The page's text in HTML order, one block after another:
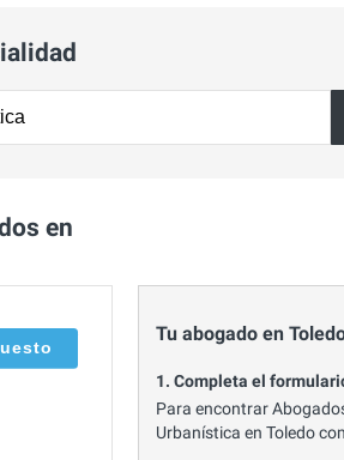
en
Tu abogado en
1. Completa el
Para encontrar
Urbanística en Toledo